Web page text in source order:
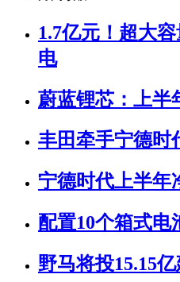
1.7亿元！超大
电
蔚蓝锂芯：上半
丰田牵手宁德时
宁德时代上半年
配置10个箱式电
野马将投15.15